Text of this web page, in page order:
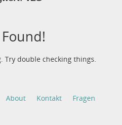
Try double checking things.
About Kontakt Fragen